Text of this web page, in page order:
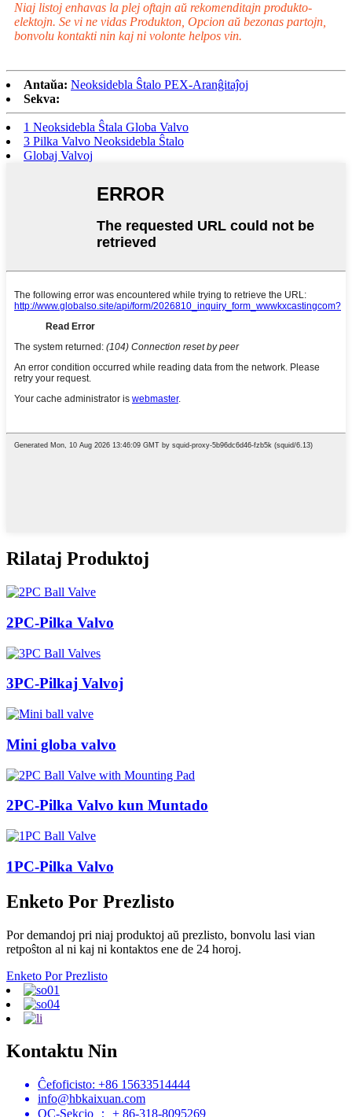
Niaj listoj enhavas la plej oftajn aŭ rekomenditajn produkto-
elektojn. Se vi ne vidas Produkton, Opcion aŭ bezonas partojn,
bonvolu kontakti nin kaj ni volonte helpos vin.
Antaŭa: Neoksidebla Ŝtalo PEX-Aranĝitaĵoj
Sekva:
1 Neoksidebla Ŝtala Globa Valvo
3 Pilka Valvo Neoksidebla Ŝtalo
Globaj Valvoj
Rilataj Produktoj
2PC-Pilka Valvo
3PC-Pilkaj Valvoj
Mini globa valvo
2PC-Pilka Valvo kun Muntado
1PC-Pilka Valvo
Enketo Por Prezlisto
Por demandoj pri niaj produktoj aŭ prezlisto, bonvolu lasi vian
retpoŝton al ni kaj ni kontaktos ene de 24 horoj.
Enketo Por Prezlisto
Kontaktu Nin
Ĉefoficisto: +86 15633514444
info@hbkaixuan.com
QC-Sekcio ： + 86-318-8095269